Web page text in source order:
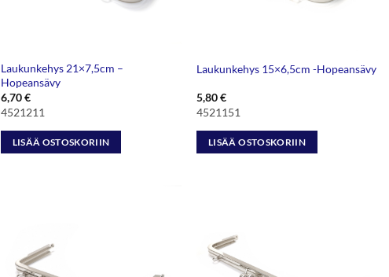
Laukunkehys 21×7,5cm –
Hopeansävy
6,70€
4521211
LISÄÄ OSTOSKORIIN
Laukunkehys 15×6,5cm -Hopeansävy
5,80€
4521151
LISÄÄ OSTOSKORIIN